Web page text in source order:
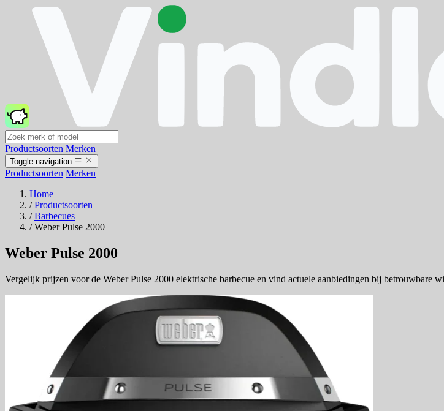
Productsoorten Merken
Toggle navigation
Productsoorten Merken
Home
/ Productsoorten
/ Barbecues
/ Weber Pulse 2000
Weber Pulse 2000
Vergelijk prijzen voor de Weber Pulse 2000 elektrische barbecue en vind actuele aanbiedingen bij betrouwbare